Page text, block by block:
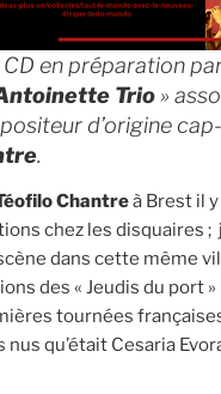
en préparation
Trio»
d’origine
.
Chantreà Brest il
chez les disquaires ;
dans cette même
des « Jeudis du port »
tournées
nus qu’était Cesaria